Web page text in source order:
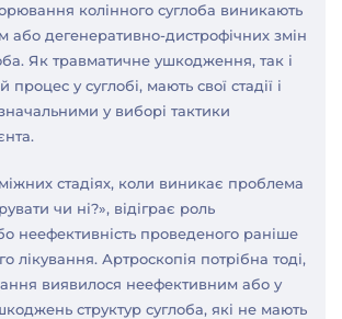
колінного суглоба виникають
або дегенеративно-дистрофічних змін
Як травматичне ушкодження, так і
у суглобі, мають свої стадії і
у виборі тактики
стадіях, коли виникає проблема
чи ні?», відіграє роль
неефективність проведеного раніше
лікування. Артроскопія потрібна тоді,
виявилося неефективним або у
структур суглоба, які не мають